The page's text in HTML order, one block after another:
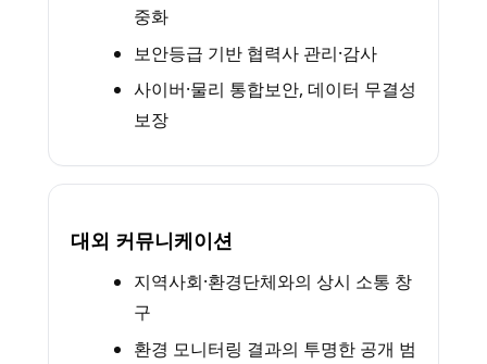
중화
보안등급 기반 협력사 관리·감사
사이버·물리 통합보안, 데이터 무결성
보장
대외 커뮤니케이션
지역사회·환경단체와의 상시 소통 창
구
환경 모니터링 결과의 투명한 공개 범